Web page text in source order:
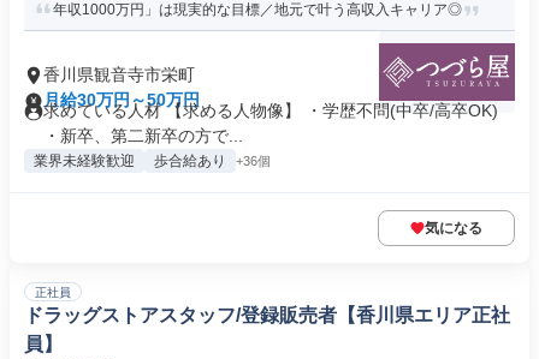
年収1000万円」は現実的な目標／地元で叶う高収入キャリア◎
香川県観音寺市栄町
月給30万円～50万円
求めている人材 【求める人物像】 ・学歴不問(中卒/高卒OK)
・新卒、第二新卒の方で...
業界未経験歓迎 歩合給あり +36個
気になる
正社員
ドラッグストアスタッフ/登録販売者【香川県エリア正社
員】